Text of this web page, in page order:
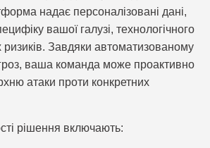
надає персоналізовані дані,
вашої галузі, технологічного
ризиків. Завдяки автоматизованому
ваша команда може проактивно
атаки проти конкретних
рішення включають: